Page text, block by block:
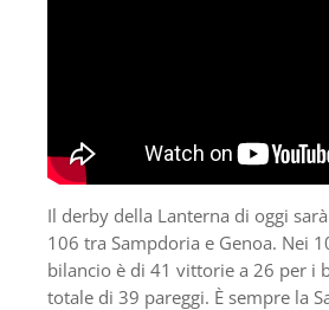
Il derby della Lanterna di oggi
106 tra Sampdoria e Genoa. Nei
bilancio è di 41 vittorie a 26 per i
totale di 39 pareggi. È sempre la